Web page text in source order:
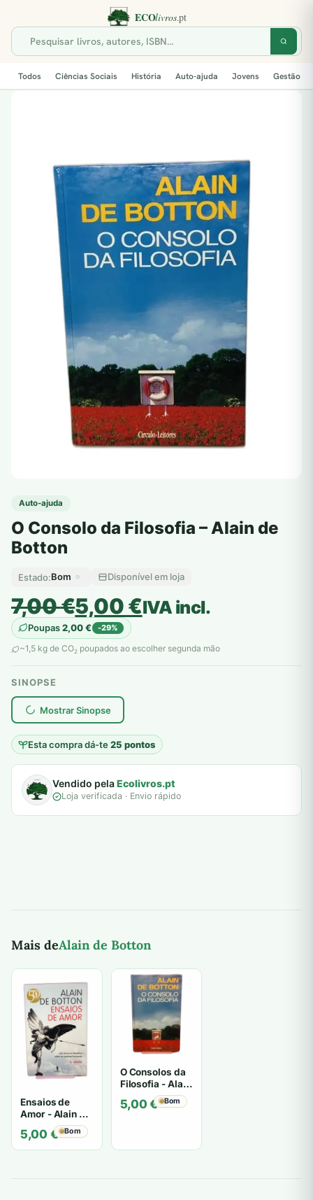
Todos Ciências Sociais História Auto-ajuda Jovens Gestão
Auto-ajuda
O Consolo da Filosofia – Alain de
Botton
Estado:Bom Disponível em loja
7,00€
O
preço
original
era:
7,00 €.
5,00€
O
preço
atual
é:
5,00 €.
IVA incl.
Poupas2,00€ -29%
~1,5 kg de CO2 poupados ao escolher segunda mão
SINOPSE
Mostrar Sinopse
Esta compra dá-te25 pontos
plantar árvores reais
Vendido pelaEcolivros.pt
Loja verificada · Envio rápido
Mais deAlain de Botton
Ensaios de
Amor - Alain de
5,00 € Bom
O Consolos da
Filosofia - Alain
de Botton
5,00€ Bom